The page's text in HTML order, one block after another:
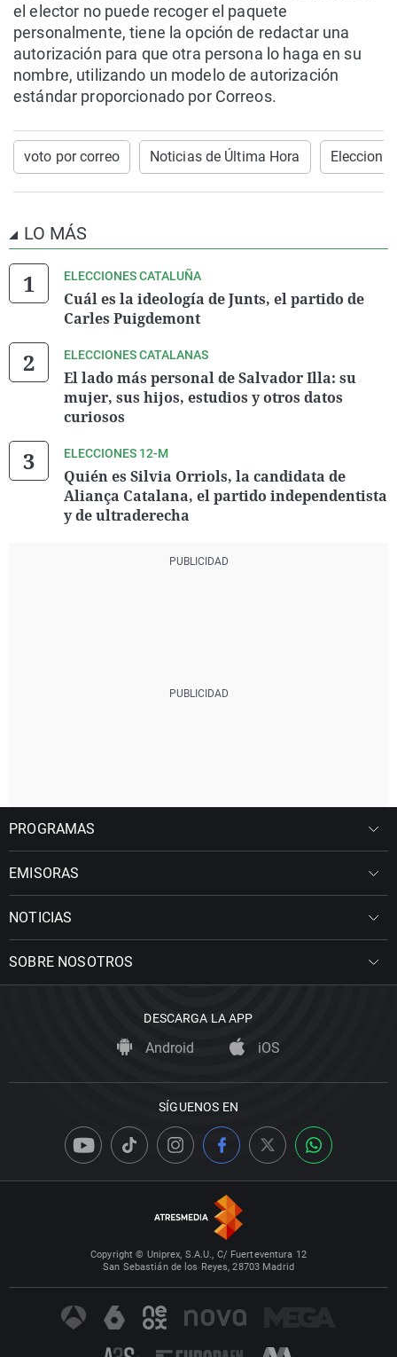
el elector no puede recoger el paquete
personalmente, tiene la opción de redactar una
autorización para que otra persona lo haga en su
nombre, utilizando un modelo de autorización
estándar proporcionado por Correos.
voto por correo Noticias de Última Hora
LO MÁS
ELECCIONES CATALUÑA
Cuál es la ideología de Junts, el partido de
Carles Puigdemont
ELECCIONES CATALANAS
El lado más personal de Salvador Illa: su
mujer, sus hijos, estudios y otros datos
curiosos
ELECCIONES 12-M
Quién es Silvia Orriols, la candidata de
Aliança Catalana, el partido independentista
y de ultraderecha
PROGRAMAS
EMISORAS
NOTICIAS
SOBRE NOSOTROS
DESCARGA LA APP
Android iOS
SÍGUENOS EN
Copyright © Uniprex, S.A.U., C/ Fuerteventura 12
San Sebastián de los Reyes, 28703 Madrid